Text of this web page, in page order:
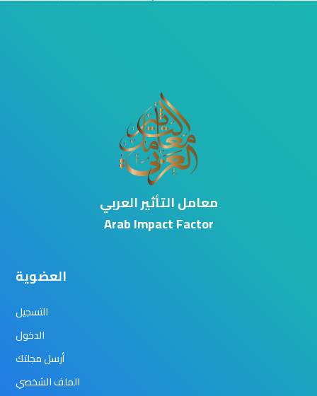
معامل التأثير العربي
Arab Impact Factor
العضوية
التسجيل
الدخول
أرسل مجلتك
الملف الشخصي